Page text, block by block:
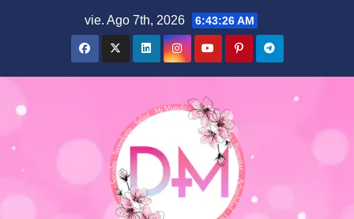
vie. Ago 7th, 2026 6:43:28 AM